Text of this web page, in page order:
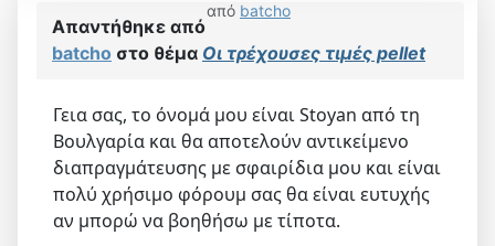
από batcho
Απαντήθηκε από
batcho στο θέμα Οι τρέχουσες τιμές pellet
Γεια σας, το όνομά μου είναι Stoyan από τη
Βουλγαρία και θα αποτελούν αντικείμενο
διαπραγμάτευσης με σφαιρίδια μου και είναι
πολύ χρήσιμο φόρουμ σας θα είναι ευτυχής
αν μπορώ να βοηθήσω με τίποτα.